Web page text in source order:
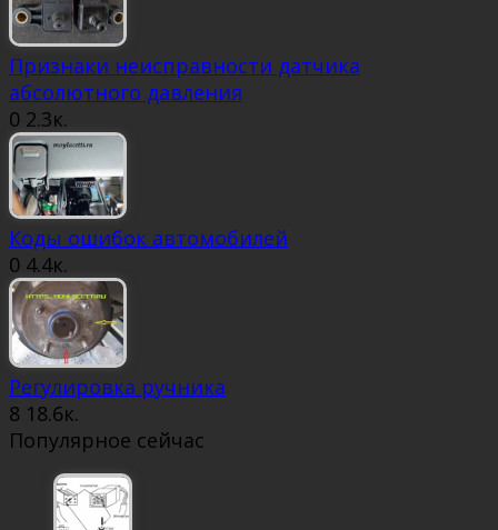
Признаки неисправности датчика
абсолютного давления
0 2.3к.
Коды ошибок автомобилей
0 4.4к.
Регулировка ручника
8 18.6к.
Популярное сейчас